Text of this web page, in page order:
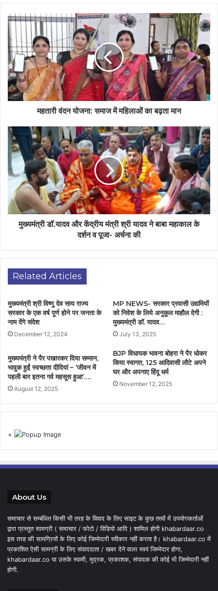
महतारी वंदन योजना: समाज में महिलाओं का बढ़ता मान
मुख्यमंत्री डॉ.यादव और केंद्रीय मंत्री श्री यादव ने बाबा महाकाल के
दर्शन व पूजा- अर्चना की
Related Articles
मुख्यमंत्री श्री विष्णु देव साय राज्य
सरकार के एक वर्ष पूर्ण होने पर जनता के
नाम देंगे संदेश
December 12, 2024
MP NEWS- सरकार प्रवासी उद्यमियों
को निवेश के लिये अनुकूल माहौल देगी :
मुख्यमंत्री डॉ. यादव…
July 13, 2025
मुख्यमंत्री ने पैर पखारकर दिया सम्मान,
भावुक हुईं स्वच्छता दीदियां – ‘जीवन में
पहली बार इतना गर्व महसूस हुआ’….
August 12, 2025
BJP विधायक भावना बोहरा ने पैर धोकर
किया स्वागत, 125 आदिवासी लौटे अपने
घर और अपनाए हिंदू धर्म
November 12, 2025
×
About Us
समाचार से सम्बंधित किसी भी तरह के विवाद के लिए साइट के कुछ तत्वों में उपयोगकर्ताओं
द्वारा प्रस्तुत सामग्री ( समाचार / फोटो / विडियो आदि ) शामिल होगी khabardaar.co
इस तरह की सामग्रियों के लिए कोई जिम्मेदारी स्वीकार नहीं करता है। khabardaar.co में
प्रकाशित ऐसी सामग्री के लिए संवाददाता / खबर देने वाला स्वयं जिम्मेदार होगा,
khabardaar.co या उसके स्वामी, मुद्रक, प्रकाशक, संपादक की कोई भी जिम्मेदारी नहीं
होगी.